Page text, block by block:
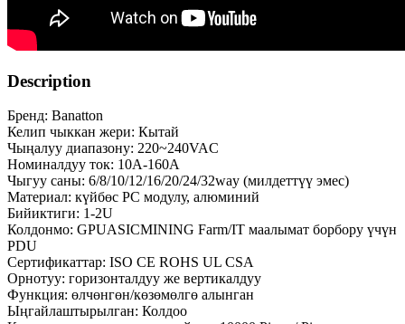
Description
Бренд: Banatton
Келип чыккан жери: Кытай
Чыңалуу диапазону: 220~240VAC
Номиналдуу ток: 10A-160A
Чыгуу саны: 6/8/10/12/16/20/24/32way (милдеттүү эмес)
Материал: күйбөс PC модулу, алюминий
Бийиктиги: 1-2U
Колдонмо: GPUASICMINING Farm/IT маалымат борбору үчүн
PDU
Сертификаттар: ISO CE ROHS UL CSA
Орнотуу: горизонталдуу же вертикалдуу
Функция: өлчөнгөн/көзөмөлгө алынган
Ыңгайлаштырылган: Колдоо